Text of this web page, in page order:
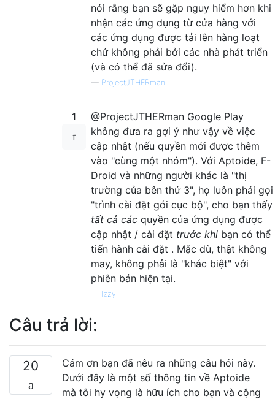
nói rằng bạn sẽ gặp nguy hiểm hơn khi
nhận các ứng dụng từ cửa hàng với
các ứng dụng được tải lên hàng loạt
chứ không phải bởi các nhà phát triển
(và có thể đã sửa đổi).
— ProjectJTHERman
1
@ProjectJTHERman Google Play
không đưa ra gợi ý như vậy về việc
cập nhật (nếu quyền mới được thêm
vào "cùng một nhóm"). Với Aptoide, F-
Droid và những người khác là "thị
trường của bên thứ 3", họ luôn phải gọi
"trình cài đặt gói cục bộ", cho bạn thấy
tất cả các quyền của ứng dụng được
cập nhật / cài đặt trước khi bạn có thể
tiến hành cài đặt . Mặc dù, thật không
may, không phải là "khác biệt" với
phiên bản hiện tại.
— Izzy
Câu trả lời:
20
Cảm ơn bạn đã nêu ra những câu hỏi này.
Dưới đây là một số thông tin về Aptoide
mà tôi hy vọng là hữu ích cho bạn và cộng